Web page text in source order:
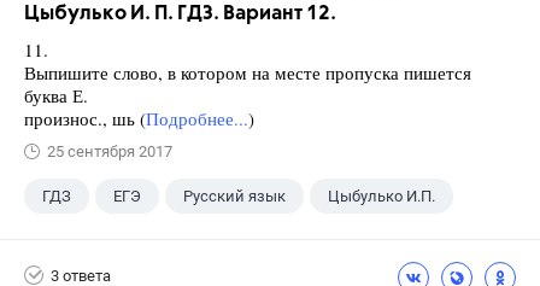
Цыбулько И. П. ГДЗ. Вариант 12.
11.
Выпишите слово, в котором на месте пропуска пишется
буква Е.
произнос., шь (Подробнее...)
25 сентября 2017
ГДЗ ЕГЭ Русский язык Цыбулько И.П.
3 ответа